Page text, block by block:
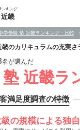
ンキング
畿
学受験 塾 近畿ランキング・比較
畿のカリキュラムの充実
名が選んだ
近畿ラ
満足度調査の特徴
級の規模による独